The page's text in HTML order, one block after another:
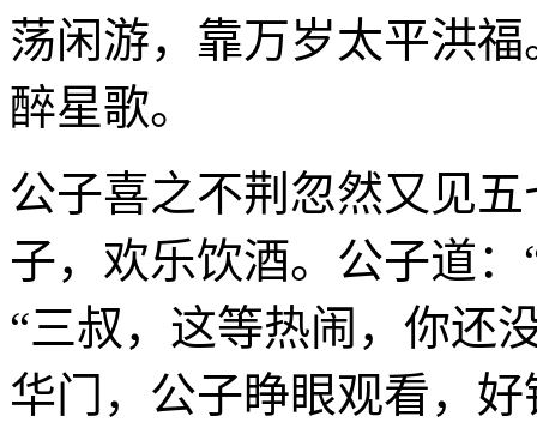
荡闲游，靠万岁太平洪
醉星歌。
公子喜之不荆忽然又见
子，欢乐饮酒。公子道
“三叔，这等热闹，你还
华门，公子睁眼观看，